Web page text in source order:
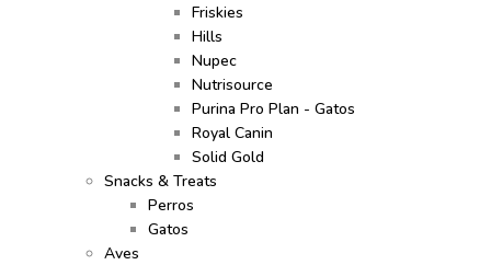
Friskies
Hills
Nupec
Nutrisource
Purina Pro Plan - Gatos
Royal Canin
Solid Gold
Snacks & Treats
Perros
Gatos
Aves